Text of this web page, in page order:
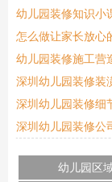
幼儿园装修知识小
怎么做让家长放心
幼儿园装修施工营
深圳幼儿园装修装
深圳幼儿园装修细
深圳幼儿园装修公
幼儿园区